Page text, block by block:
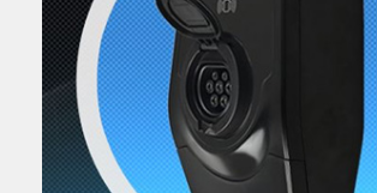
Igor Kukec Brmbi
Slaven Gajdek
Moto putopisi
Vikend vožnje